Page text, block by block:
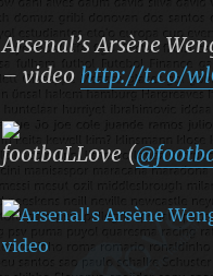
Arsenal’s Arsène
– video http://t.co/
footbaLLove (